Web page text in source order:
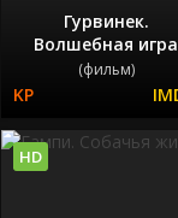
Гурвинек.
Волшебная игра
(фильм)
HD